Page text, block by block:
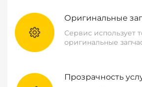
Оригинальные
Сервис использует
оригинальные
Прозрачность